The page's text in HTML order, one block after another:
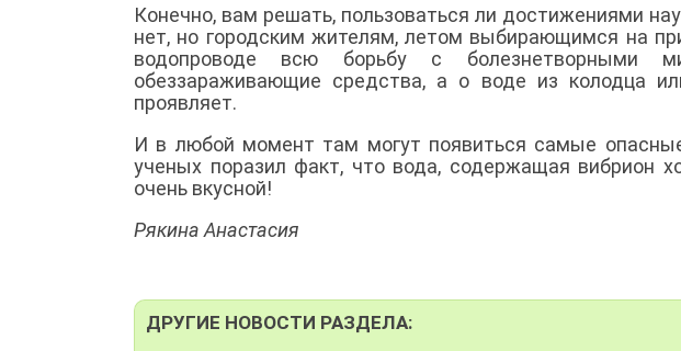
Конечно, вам решать, пользоваться ли достижениями
нет, но городским жителям, летом выбирающимся на
водопроводе всю борьбу с болезнетворными
обеззараживающие средства, а о воде из колодца
проявляет.
И в любой момент там могут появиться самые
ученых поразил факт, что вода, содержащая вибрион
очень вкусной!
Рякина Анастасия
ДРУГИЕ НОВОСТИ РАЗДЕЛА: